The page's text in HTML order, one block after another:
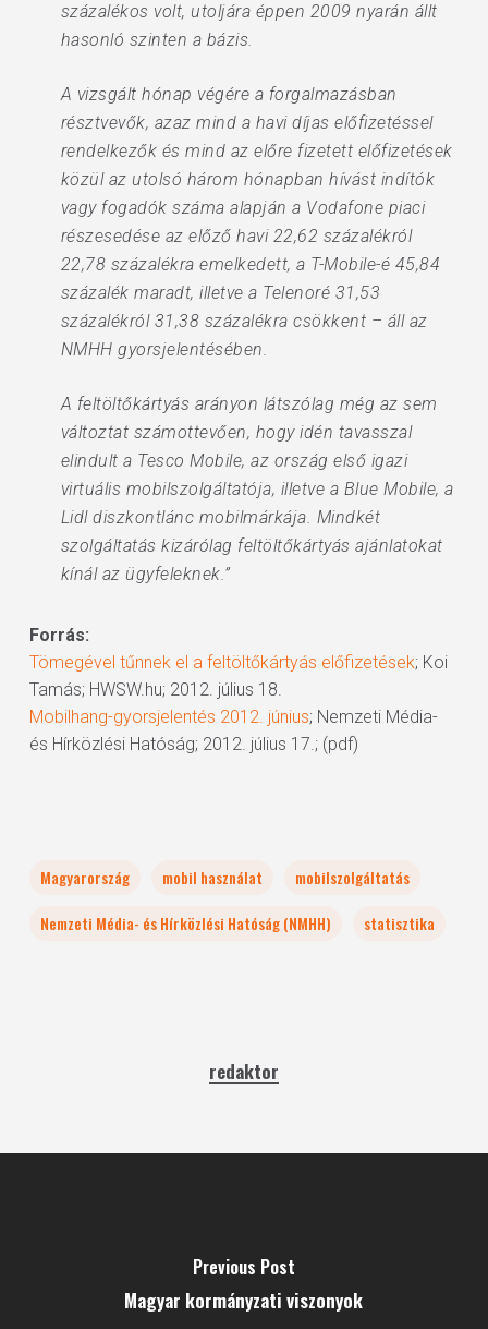
százalékos volt, utoljára éppen 2009 nyarán állt
hasonló szinten a bázis.
A vizsgált hónap végére a forgalmazásban
résztvevők, azaz mind a havi díjas előfizetéssel
rendelkezők és mind az előre fizetett előfizetések
közül az utolsó három hónapban hívást indítók
vagy fogadók száma alapján a Vodafone piaci
részesedése az előző havi 22,62 százalékról
22,78 százalékra emelkedett, a T-Mobile-é 45,84
százalék maradt, illetve a Telenoré 31,53
százalékról 31,38 százalékra csökkent – áll az
NMHH gyorsjelentésében.
A feltöltőkártyás arányon látszólag még az sem
változtat számottevően, hogy idén tavasszal
elindult a Tesco Mobile, az ország első igazi
virtuális mobilszolgáltatója, illetve a Blue Mobile, a
Lidl diszkontlánc mobilmárkája. Mindkét
szolgáltatás kizárólag feltöltőkártyás ajánlatokat
kínál az ügyfeleknek.”
Forrás:
Tömegével tűnnek el a feltöltőkártyás előfizetések; Koi
Tamás; HWSW.hu; 2012. július 18.
Mobilhang-gyorsjelentés 2012. június; Nemzeti Média-
és Hírközlési Hatóság; 2012. július 17.; (pdf)
Magyarország mobil használat
mobilszolgáltatás
Nemzeti Média- és Hírközlési Hatóság (NMHH)
statisztika
redaktor
Previous Post
Magyar kormányzati viszonyok